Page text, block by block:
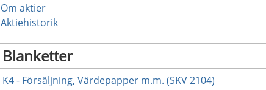
Om aktier
Aktiehistorik
Blanketter
K4 - Försäljning, Värdepapper m.m. (SKV 2104)